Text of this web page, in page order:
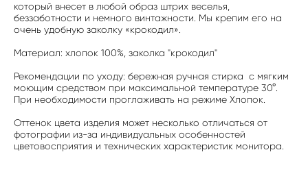
который внесет в любой образ штрих веселья,
беззаботности и немного винтажности. Мы крепим его на
очень удобную заколку «крокодил».
Материал: хлопок 100%, заколка "крокодил"
Рекомендации по уходу: бережная ручная стирка с мягким
моющим средством при максимальной температуре 30°.
При необходимости проглаживать на режиме Хлопок.
Оттенок цвета изделия может несколько отличаться от
фотографии из-за индивидуальных особенностей
цветовосприятия и технических характеристик монитора.